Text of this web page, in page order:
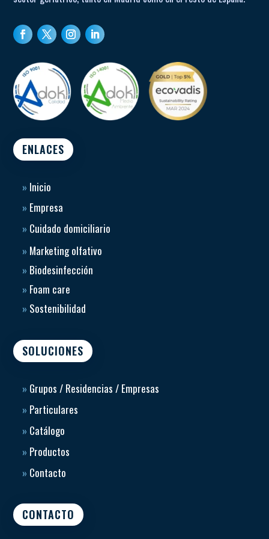
higiene.
Válvula de desinflado rápido
traslados.
Certificaciones y seguridad: Cumple con normas de
retardancia al fuego (EN 597-1, EN 597-2), seguridad
eléctrica Clase II Tipo BF, protección IP21 y estándares
ENLACES
» Inicio
» Empresa
» Cuidado domiciliario
» Marketing olfativo
» Biodesinfección
» Foam care
» Sostenibilidad
SOLUCIONES
» Grupos / Residencias / Empresas
» Particulares
» Catálogo
» Productos
» Contacto
CONTACTO